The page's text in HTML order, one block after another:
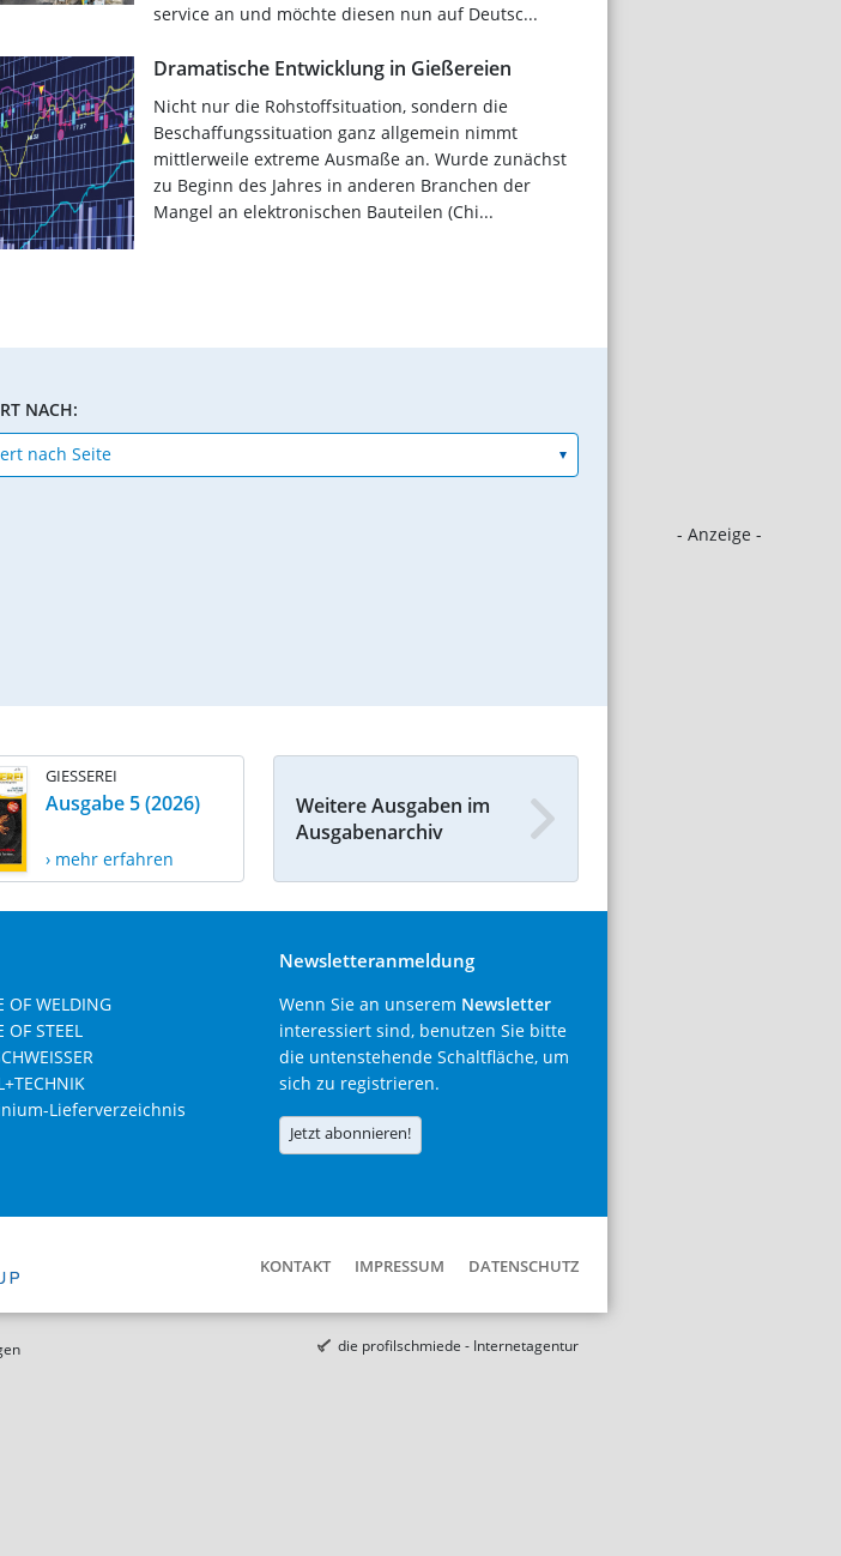
- Anzeige -
service an und möchte diesen nun auf Deutsc...
Dramatische Entwicklung in Gießereien
Nicht nur die Rohstoffsituation, sondern die
Beschaffungssituation ganz allgemein nimmt
mittlerweile extreme Ausmaße an. Wurde zunächst
zu Beginn des Jahres in anderen Branchen der
Mangel an elektronischen Bauteilen (Chi...
NACH:
GIESSEREI
Ausgabe 5 (2026)
› mehr erfahren
Weitere Ausgaben im
Ausgabenarchiv
OF WELDING
OF STEEL
Lieferverzeichnis
Newsletteranmeldung
Wenn Sie an unserem Newsletter
interessiert sind, benutzen Sie bitte
die untenstehende Schaltfläche, um
sich zu registrieren.
Jetzt abonnieren!
KONTAKT IMPRESSUM DATENSCHUTZ
die profilschmiede - Internetagentur